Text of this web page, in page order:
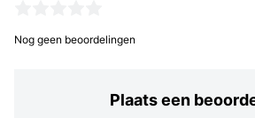
Nog geen beoordelingen
Plaats een